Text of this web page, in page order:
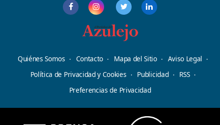
Quiénes Somos Contacto Mapa del Sitio
Aviso Legal
Política de Privacidad y Cookies
Publicidad
RSS
Preferencias de Privacidad